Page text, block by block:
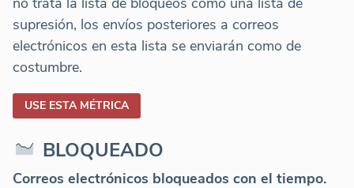
supresión, los envíos posteriores a correos
electrónicos en esta lista se enviarán como de
costumbre.
USE ESTA MÉTRICA
BLOQUEADO
Correos electrónicos bloqueados con el tiempo.